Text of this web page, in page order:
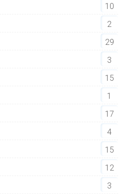
10
2
29
3
15
1
17
4
15
12
3